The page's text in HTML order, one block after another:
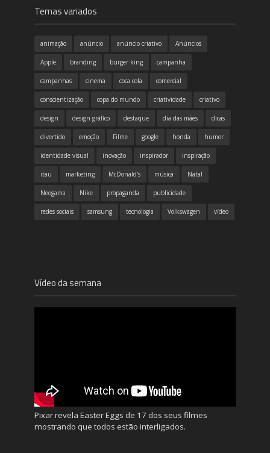
Temas variados
animação anúncio anúncio criativo Anúncios
Apple branding burger king campanha
campanhas cinema coca cola comercial
conscientização copa do mundo criatividade criativo
design design gráfico destaque dia das mães dicas
divertido emoção Filme google honda humor
identidade visual inovação inspirador inspiração
itau marketing McDonald's música Natal
Neogama Nike propaganda publicidade
redes sociais samsung tecnologia Volkswagen vídeo
Vídeo da semana
Pixar revela Easter Eggs de 17 dos seus filmes
mostrando que todos estão interligados.